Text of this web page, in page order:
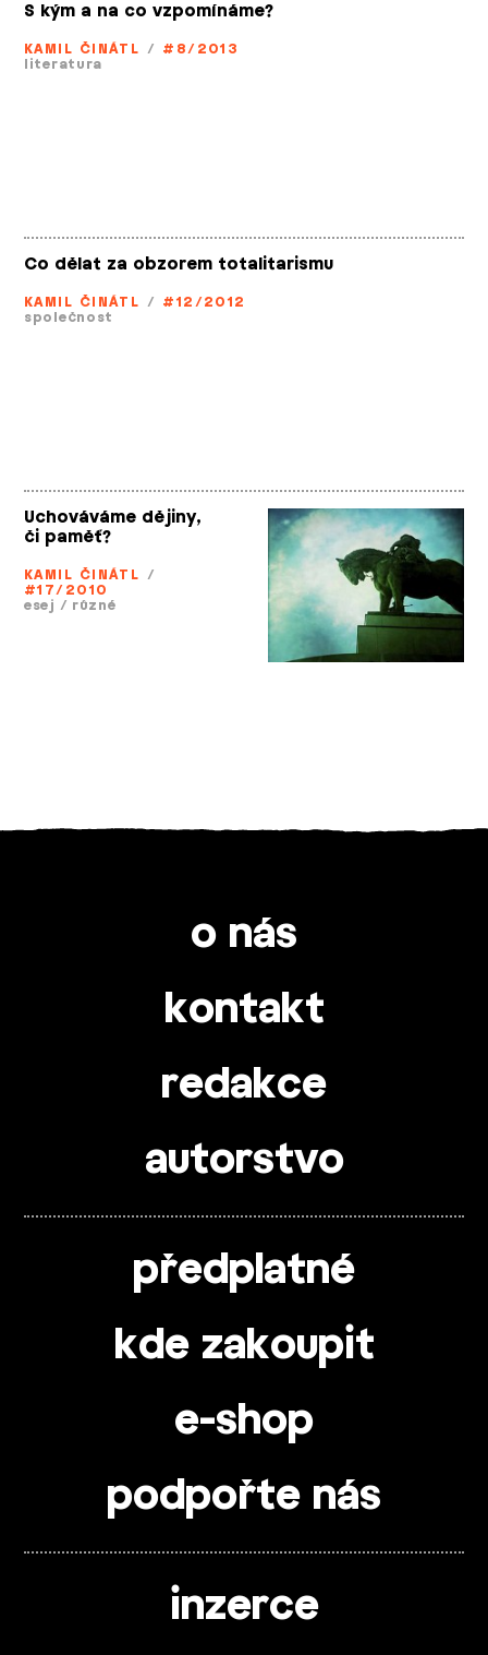
S kým a na co vzpomínáme?
KAMIL ČINÁTL / #8/2013
literatura
Co dělat za obzorem totalitarismu
KAMIL ČINÁTL / #12/2012
společnost
Uchováváme dějiny,
či paměť?
KAMIL ČINÁTL /
#17/2010
esej / různé
o nás
kontakt
redakce
autorstvo
předplatné
kde zakoupit
e-shop
podpořte nás
inzerce